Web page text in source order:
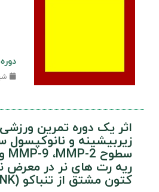
دوره 5 شماره 2 (1397)
اثر یک دوره تمرین
زیربیشینه و نانوکپسول
ریه رت های نر در معرض
کتون مشتق از تنباکو (NNK)